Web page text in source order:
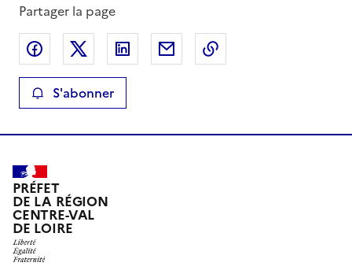
Partager la page
Partager sur Facebook
Partager sur XPartager sur LinkedIn
Partager par email
S'abonner
PRÉFET
DE LA RÉGION
CENTRE-VAL
DE LOIRE